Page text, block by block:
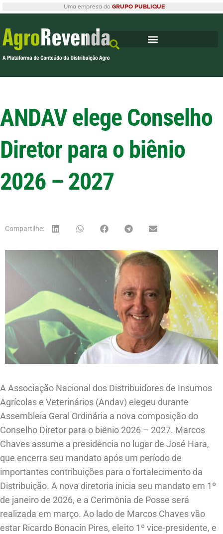
Uma empresa do GRUPO PUBLIQUE
ANDAV elege Conselho
Diretor para o biênio
2026 – 2027
Compartilhe:
A Associação Nacional dos Distribuidores de Insumos
Agrícolas e Veterinários (Andav) elegeu durante
Assembleia Geral Ordinária a nova composição do
Conselho Diretor para o biênio 2026 – 2027. Marcos
Chaves assume a presidência no lugar de José Hara,
que encerra seu mandato após um período de
importantes contribuições para o fortalecimento da
Distribuição. A nova diretoria inicia seu mandato em 1º
de janeiro de 2026, e a Cerimônia de Posse será
realizada em março. Ao lado de Marcos Chaves vão
estar Ricardo Bonacin Pires, eleito 1º vice-presidente, e